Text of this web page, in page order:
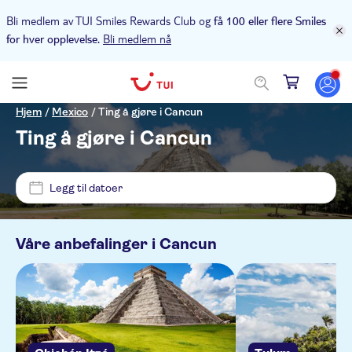
Bli medlem av TUI Smiles Rewards Club og få 100 eller flere Smiles
for hver opplevelse. Bli medlem nå
Hjem / Mexico /Ting å gjøre i Cancun
Ting å gjøre i Cancun
Legg til datoer
Våre anbefalinger i Cancun
Min NOK Max NOK
Upphämtning på hotellet
NO-PICKUP
Moon Palace Nizuc
Moon Palace Sunrise
Dreams Sapphire Riviera Cancun
Dreams Riviera Cancun All Inclusive
Alternativer
Øyeblikkelig bekreftelse
Elektronisk billett
Guidet rundtur
Kategorier
Utflukter og dagsturer
Båtturer
Kultur og historie
Aktiviteter
Utendørsaktiviteter
Tilvalg
Aktivitetsspråk
English